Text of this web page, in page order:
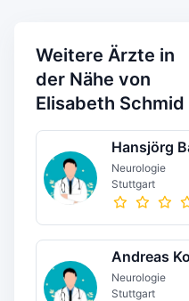
Weitere Ärzte in
der Nähe von
Elisabeth Schmid
Hansjörg
Neurologie
Stuttgart
Andreas
Neurologie
Stuttgart